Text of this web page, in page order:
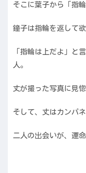
そこに葉子から「指
鐘子は指輪を返して
「指輪は上だよ」と
人。
丈が撮った写真に見惚
そして、丈はカンパ
二人の出会いが、運